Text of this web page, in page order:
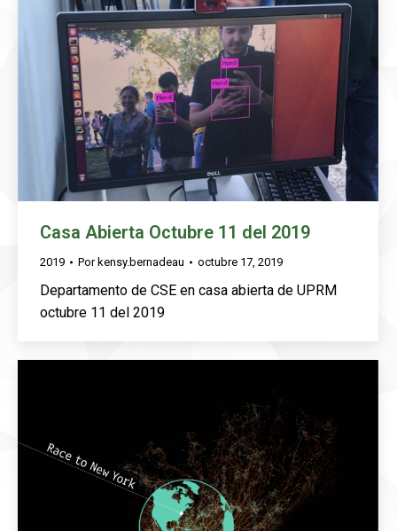
Casa Abierta Octubre 11 del 2019
2019 Por kensy.bernadeau octubre 17, 2019
Departamento de CSE en casa abierta de UPRM
octubre 11 del 2019